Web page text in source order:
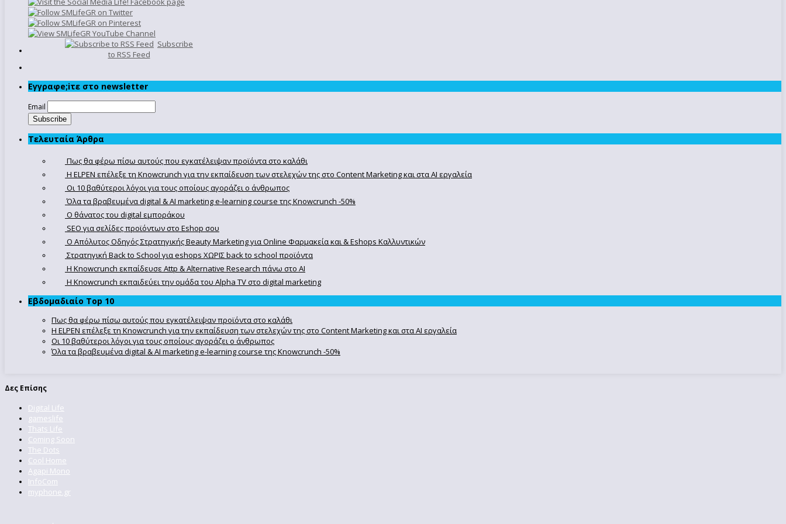
Subscribe
to RSS Feed
Εγγραφe;iτε στο newsletter
Email
Τελευταία Άρθρα
Πως θα φέρω πίσω αυτούς που εγκατέλειψαν προϊόντα στο καλάθι
Η ELPEN επέλεξε τη Knowcrunch για την εκπαίδευση των στελεχών της στο Content Marketing και στα AI εργαλεία
Οι 10 βαθύτεροι λόγοι για τους οποίους αγοράζει ο άνθρωπος
Όλα τα βραβευμένα digital & AI marketing e-learning course της Knowcrunch -50%
Ο θάνατος του digital εμποράκου
SEO για σελίδες προϊόντων στο Eshop σου
Ο Απόλυτoς Οδηγός Στρατηγικής Beauty Marketing για Online Φαρμακεία και & Eshops Καλλυντικών
Στρατηγική Back to School για eshops ΧΩΡΙΣ back to school προϊόντα
Η Knowcrunch εκπαίδευσε Attp & Alternative Research πάνω στο ΑΙ
Η Knowcrunch εκπαιδεύει την ομάδα του Alpha TV στο digital marketing
Εβδομαδιαίο Top 10
Πως θα φέρω πίσω αυτούς που εγκατέλειψαν προϊόντα στο καλάθι
Η ELPEN επέλεξε τη Knowcrunch για την εκπαίδευση των στελεχών της στο Content Marketing και στα AI εργαλεία
Οι 10 βαθύτεροι λόγοι για τους οποίους αγοράζει ο άνθρωπος
Όλα τα βραβευμένα digital & AI marketing e-learning course της Knowcrunch -50%
Δες Επίσης
Digital Life
gameslife
Thats Life
Coming Soon
The Dots
Cool Home
Agapi Mono
InfoCom
myphone.gr